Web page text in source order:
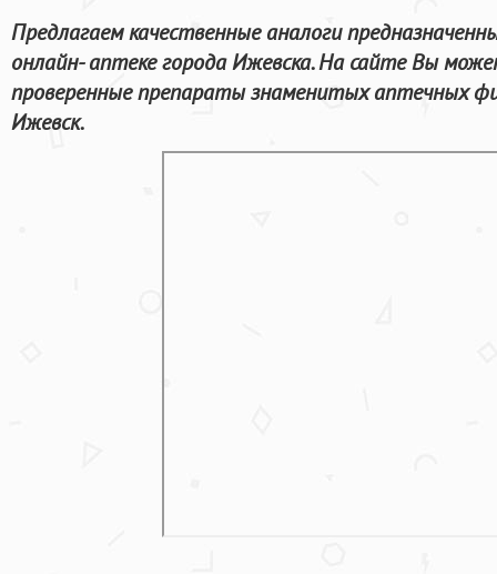
Предлагаем качественные аналоги
онлайн- аптеке города Ижевска. На сайте Вы
проверенные препараты знаменитых аптечных
Ижевск.